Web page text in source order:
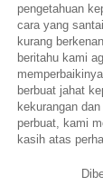
pengetahuan
cara yang
kurang
beritahu kami
berbuat jahat
kekurangan
perbuat, kami
kasih atas